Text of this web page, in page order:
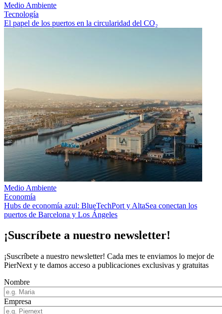
Medio Ambiente
Tecnología
El papel de los puertos en la circularidad del CO₂
Medio Ambiente
Economía
Hubs de economía azul: BlueTechPort y AltaSea conectan los
puertos de Barcelona y Los Ángeles
¡Suscríbete a nuestro newsletter!
¡Suscríbete a nuestro newsletter! Cada mes te enviamos lo mejor de
PierNext y te damos acceso a publicaciones exclusivas y gratuitas
Nombre
Empresa